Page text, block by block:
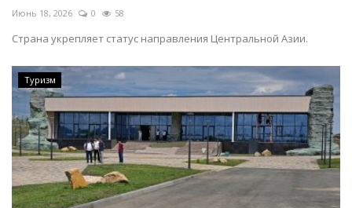
Июнь 18, 2026 0 58
Страна укрепляет статус направления Центральной Азии.
Туризм